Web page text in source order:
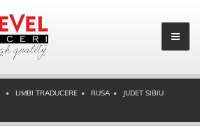
LIMBI TRADUCERE RUSA JUDET SIBIU